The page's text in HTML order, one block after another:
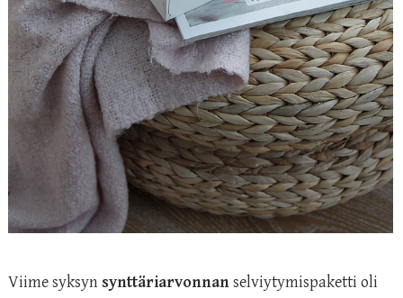
Viime syksyn synttäriarvonnanselviytymispaketti oli